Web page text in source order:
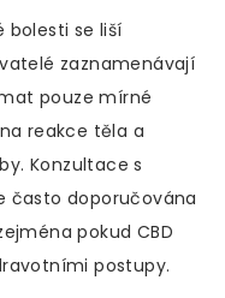
bolesti se liší
zaznamenávají
pouze mírné
reakce těla a
Konzultace s
často doporučována
pokud CBD
postupy.